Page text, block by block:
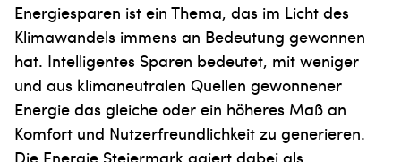
Energiesparen ist ein Thema, das im Licht des
Klimawandels immens an Bedeutung gewonnen
hat. Intelligentes Sparen bedeutet, mit weniger
und aus klimaneutralen Quellen gewonnener
Energie das gleiche oder ein höheres Maß an
Komfort und Nutzerfreundlichkeit zu generieren.
Die Energie Steiermark agiert dabei als